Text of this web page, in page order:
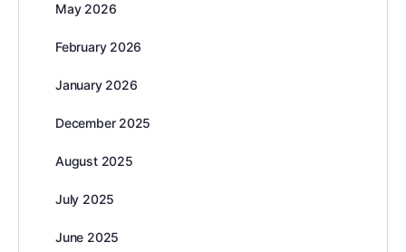
May 2026
February 2026
January 2026
December 2025
August 2025
July 2025
June 2025